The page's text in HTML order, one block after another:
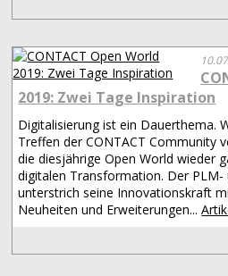
2019: Zwei Tage Inspiration
Digitalisierung ist ein Dauerthema.
Treffen der CONTACT Community
die diesjährige Open World wieder
digitalen Transformation. Der
unterstrich seine Innovationskraft
Neuheiten und Erweiterungen...